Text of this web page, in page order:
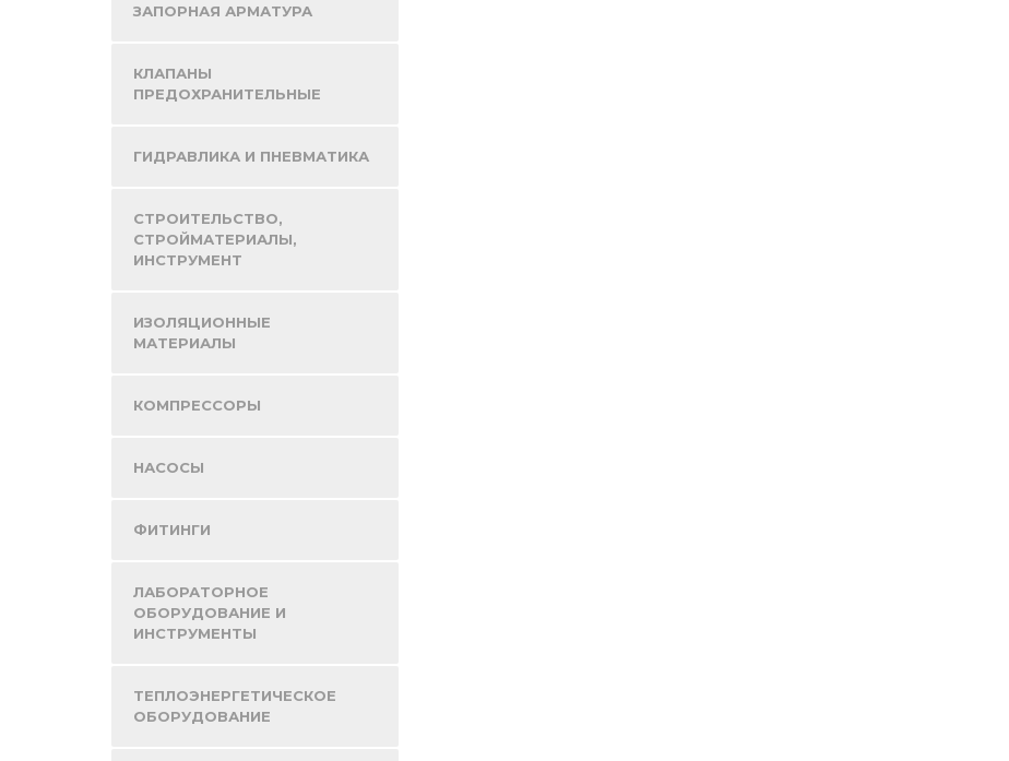
ЗАПОРНАЯ АРМАТУРА
КЛАПАНЫ
ПРЕДОХРАНИТЕЛЬНЫЕ
ГИДРАВЛИКА И ПНЕВМАТИКА
СТРОИТЕЛЬСТВО,
СТРОЙМАТЕРИАЛЫ,
ИНСТРУМЕНТ
ИЗОЛЯЦИОННЫЕ
МАТЕРИАЛЫ
КОМПРЕССОРЫ
НАСОСЫ
ФИТИНГИ
ЛАБОРАТОРНОЕ
ОБОРУДОВАНИЕ И
ИНСТРУМЕНТЫ
ТЕПЛОЭНЕРГЕТИЧЕСКОЕ
ОБОРУДОВАНИЕ